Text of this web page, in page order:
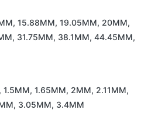
15.88MM, 19.05MM, 20MM,
31.75MM, 38.1MM, 44.45MM,
1.65MM, 2MM, 2.11MM,
3.05MM, 3.4MM